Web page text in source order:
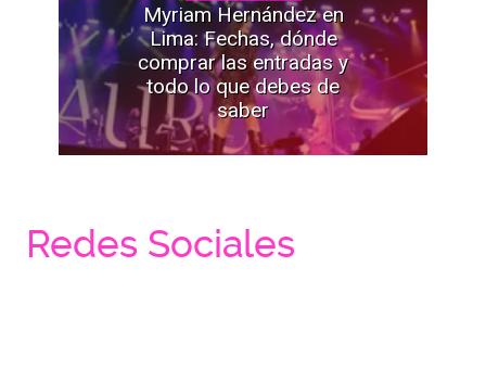
Myriam Hernández en
Lima: Fechas, dónde
comprar las entradas y
todo lo que debes de
saber
Redes Sociales